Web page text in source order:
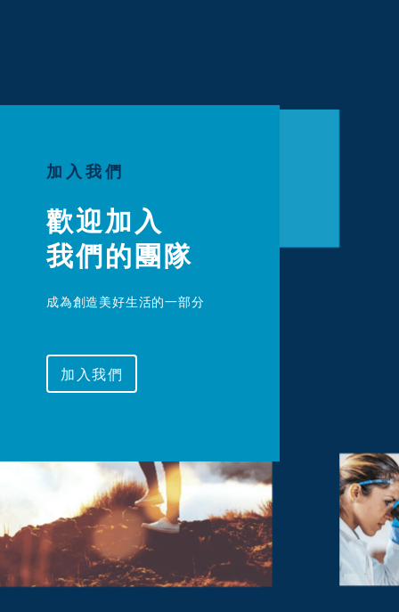
加入我們
歡迎加入
我們的團隊
成為創造美好生活的一部分
加入我們